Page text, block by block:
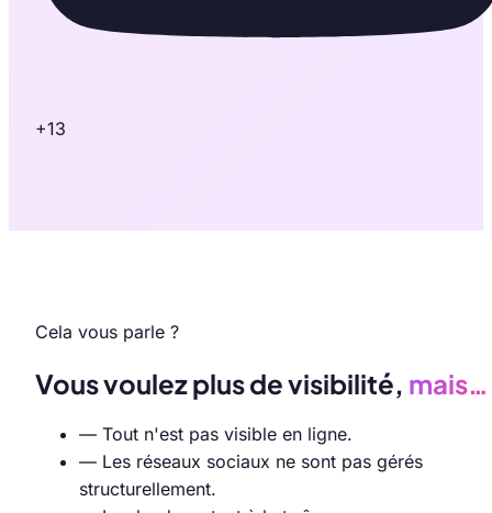
+13
Cela vous parle ?
Vous voulez plus de visibilité, mais…
— Tout n'est pas visible en ligne.
— Les réseaux sociaux ne sont pas gérés
structurellement.